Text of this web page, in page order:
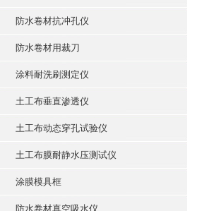
防水卷材抗冲孔仪
防水卷材用裁刀
涂料耐洗刷测定仪
土工布垂直渗透仪
土工布动态穿孔试验仪
土工布膜耐静水压测试仪
涂膜模具框
防水卷材真空吸水仪